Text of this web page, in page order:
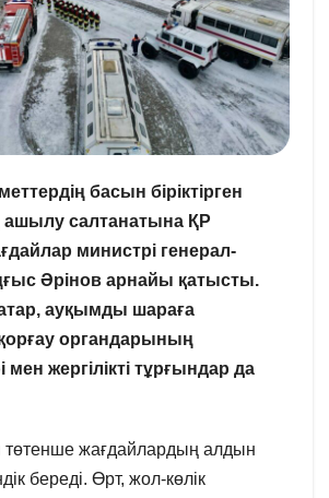
басын біріктірген
ашылу салтанатына ҚР
министрі генерал-
Әрінов арнайы қатысты.
ауқымды шараға
органдарының
мен жергілікті тұрғындар да
жағдайлардың алдын
береді. Өрт, жол-көлік